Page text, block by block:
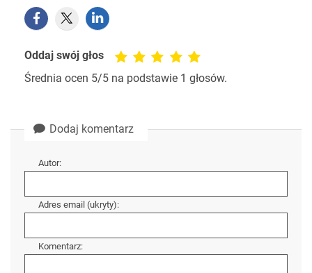
Oddaj swój głos
Średnia ocen 5/5 na podstawie 1 głosów.
Dodaj komentarz
Autor:
Adres email (ukryty):
Komentarz: